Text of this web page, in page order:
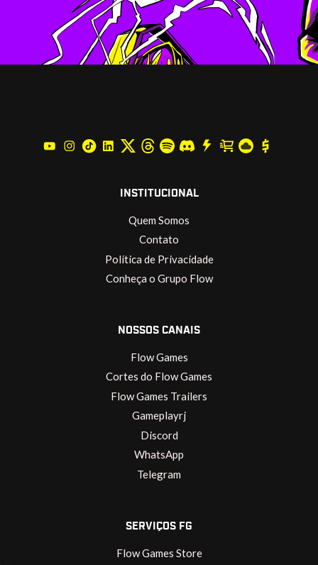
INSTITUCIONAL
Quem Somos
Contato
Política de Privacidade
Conheça o Grupo Flow
NOSSOS CANAIS
Flow Games
Cortes do Flow Games
Flow Games Trailers
Gameplayrj
Discord
WhatsApp
Telegram
SERVIÇOS FG
Flow Games Store